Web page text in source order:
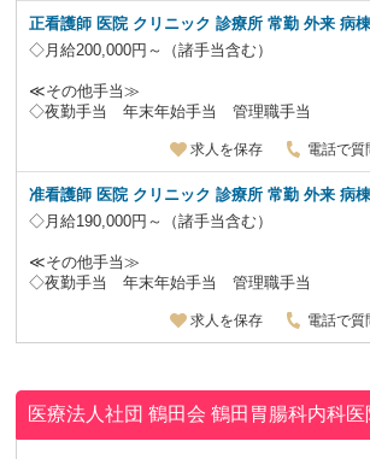
正看護師 医院 クリニック 診療所 常勤 外来 病
◇月給200,000円～（諸手当含む）
≪その他手当≫
◇夜勤手当 年末年始手当 管理職手当
求人を保存 電話で質
准看護師 医院 クリニック 診療所 常勤 外来 病
◇月給190,000円～（諸手当含む）
≪その他手当≫
◇夜勤手当 年末年始手当 管理職手当
求人を保存 電話で質
医療法人社団 鶴田会鶴田胃腸科内科医